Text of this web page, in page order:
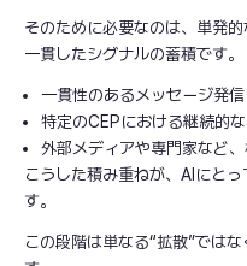
そのために必要なのは、単発的
一貫したシグナルの蓄積です。
一貫性のあるメッセージ発信
特定のCEPにおける継続的
外部メディアや専門家など
こうした積み重ねが、AIにと
す。
この段階は単なる“拡散”ではな